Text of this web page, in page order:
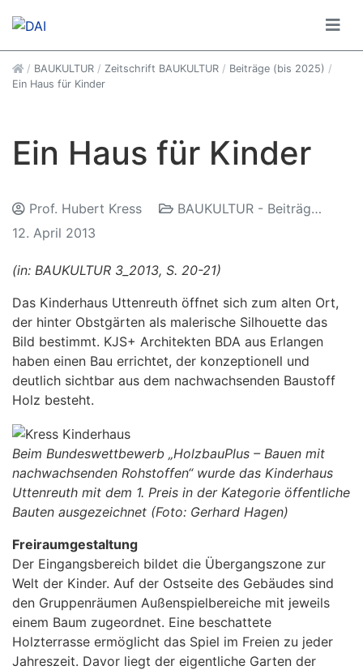
Startseite anzeigen
/ BAUKULTUR / Zeitschrift BAUKULTUR / Beiträge (bis 2025) /
Ein Haus für Kinder
Ein Haus für Kinder
Prof. Hubert Kress
BAUKULTUR - Beiträge (bis 2025)
12. April 2013
(in: BAUKULTUR 3_2013, S. 20-21)
Das Kinderhaus Uttenreuth öffnet sich zum alten Ort,
der hinter Obstgärten als malerische Silhouette das
Bild bestimmt. KJS+ Architekten BDA aus Erlangen
haben einen Bau errichtet, der konzeptionell und
deutlich sichtbar aus dem nachwachsenden Baustoff
Holz besteht.
Beim Bundeswettbewerb „HolzbauPlus – Bauen mit
nachwachsenden Rohstoffen“ wurde das Kinderhaus
Uttenreuth mit dem 1. Preis in der Kategorie öffentliche
Bauten ausgezeichnet (Foto: Gerhard Hagen)
Freiraumgestaltung
Der Eingangsbereich bildet die Übergangszone zur
Welt der Kinder. Auf der Ostseite des Gebäudes sind
den Gruppenräumen Außenspielbereiche mit jeweils
einem Baum zugeordnet. Eine beschattete
Holzterrasse ermöglicht das Spiel im Freien zu jeder
Jahreszeit. Davor liegt der eigentliche Garten der